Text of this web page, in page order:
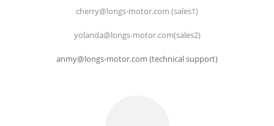
cherry@longs-motor.com (sales1)
yolanda@longs-motor.com(sales2)
anmy@longs-motor.com (technical support)